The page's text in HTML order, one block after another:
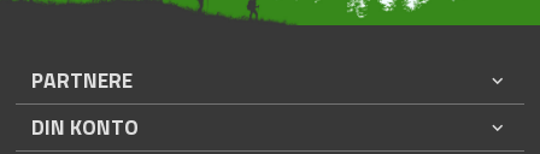
PARTNERE
DIN KONTO